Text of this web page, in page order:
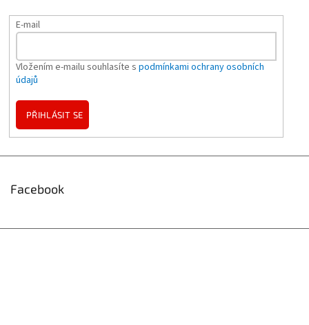
E-mail
Vložením e-mailu souhlasíte s podmínkami ochrany osobních
údajů
PŘIHLÁSIT SE
Facebook